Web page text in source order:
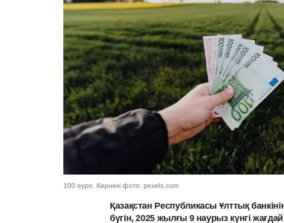
100 еуро. Көрнекі фото: pexels.com
Қазақстан Республикасы Ұлттық
бүгін, 2025 жылғы 9 наурыз күнгі